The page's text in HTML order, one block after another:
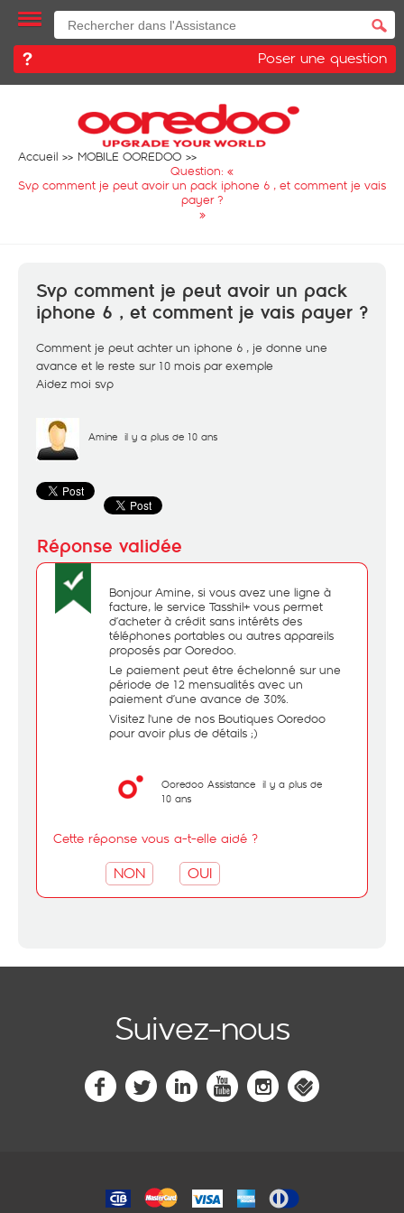
Poser une question
Accueil
MOBILE OOREDOO
Question: «
Svp comment je peut avoir un pack iphone 6 , et comment je vais
payer ?
»
Svp comment je peut avoir un pack
iphone 6 , et comment je vais payer ?
Comment je peut achter un iphone 6 , je donne une
avance et le reste sur 10 mois par exemple
Aidez moi svp
Amine il y a plus de 10 ans
Bonjour Amine, si vous avez une ligne à
facture, le service Tasshil+ vous permet
d’acheter à crédit sans intérêts des
téléphones portables ou autres appareils
proposés par Ooredoo.
Le paiement peut être échelonné sur une
période de 12 mensualités avec un
paiement d’une avance de 30%.
Visitez l'une de nos Boutiques Ooredoo
pour avoir plus de détails ;)
Ooredoo Assistance il y a plus de
10 ans
Cette réponse vous a-t-elle aidé ?
NON OUI
Suivez-nous